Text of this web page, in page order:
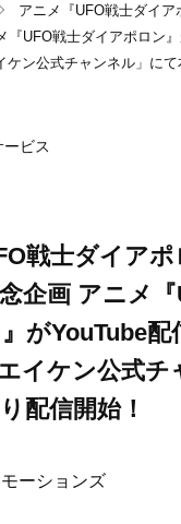
る「ジェンダーレ
アニメ『UFO戦士ダイア
UFO戦士ダイアポロン』
ケン公式チャンネル」にて
ビス
戦士ダイア
企画 アニメ『
がYouTube配
イケン公式チ
配信開始！
ーションズ